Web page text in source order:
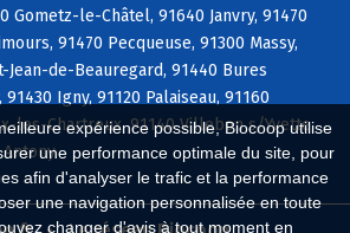
expérience possible, Biocoop utilise
une performance optimale du site, pour
afin d'analyser le trafic et la performance
une navigation personnalisée en toute
changer d'avis à tout moment en
Gometz-le-Châtel, 91640 Janvry, 91470
91470 Pecqueuse, 91300 Massy,
Jean-de-Beauregard, 91440 Bures
Igny, 91120 Palaiseau, 91160
les-Chartreux, 91140 Villebon s/Yvette,